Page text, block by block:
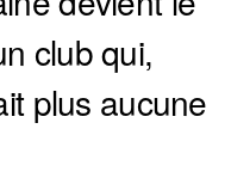
club qui,
plus aucune